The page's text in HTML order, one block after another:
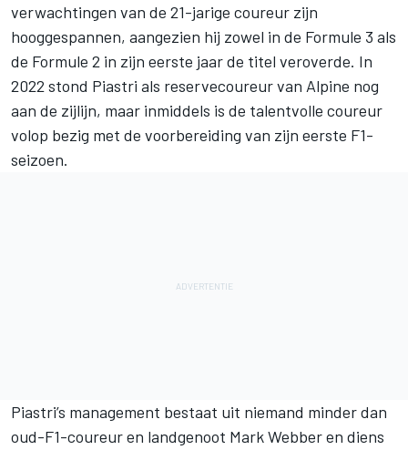
verwachtingen van de 21-jarige coureur zijn
hooggespannen, aangezien hij zowel in de Formule 3 als
de Formule 2 in zijn eerste jaar de titel veroverde. In
2022 stond Piastri als reservecoureur van Alpine nog
aan de zijlijn, maar inmiddels is de talentvolle coureur
volop bezig met de voorbereiding van zijn eerste F1-
seizoen.
Piastri’s management bestaat uit niemand minder dan
oud-F1-coureur en landgenoot Mark Webber en diens